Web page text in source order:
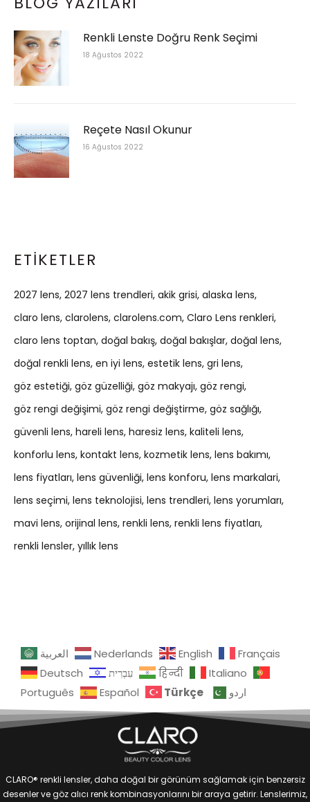
Renkli Lenste Doğru Renk Seçimi
18 Ağustos 2022
Reçete Nasıl Okunur
16 Ağustos 2022
ETIKETLER
2027 lens 2027 lens trendleri akik grisi alaska lens
claro lens clarolens clarolens.com Claro Lens renkleri
claro lens toptan doğal bakış doğal bakışlar doğal lens
doğal renkli lens en iyi lens estetik lens gri lens
göz estetiği göz güzelliği göz makyajı göz rengi
göz rengi değişimi göz rengi değiştirme göz sağlığı
güvenli lens hareli lens haresiz lens kaliteli lens
konforlu lens kontakt lens kozmetik lens lens bakımı
lens fiyatları lens güvenliği lens konforu lens markalari
lens seçimi lens teknolojisi lens trendleri lens yorumları
mavi lens orijinal lens renkli lens renkli lens fiyatları
renkli lensler yıllık lens
العربية Nederlands English
Français
Deutsch
עִבְרִית हिन्दी
Italiano
Português
Español Türkçe اردو
CLARO® renkli lensler, daha doğal bir görünüm sağlamak için benzersiz
desenler ve göz alıcı renk kombinasyonlarını bir araya getirir. Lenslerimiz,